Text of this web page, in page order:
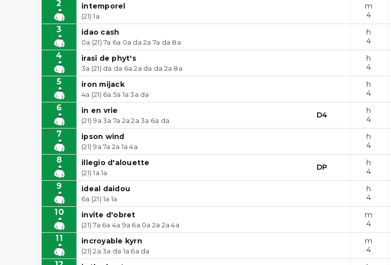
2 intemporel
(21) 1a
m
4
3 idao cash
0a (21) 7a 6a 0a da 2a 7a da 8a
h
4
4 irasi de phyt's
3a (21) da da 6a 2a da da 2a 8a
h
4
5 iron mijack
4a (21) 6a 5a 1a 3a da
h
4
6 in en vrie
(21) 9a 3a 7a 2a 2a 3a 6a da
D4
h
4
7 ipson wind
(21) 9a 7a 2a 1a 4a
h
4
8 illegio d'alouette
(21) 1a 1a
DP
h
4
9 ideal daidou
6a (21) 1a 1a
h
4
10 invite d'obret
(21) 7a 6a 4a 9a 6a 0a 2a 2a 4a
m
4
11 incroyable kyrn
(21) 2a 3a da 1a 6a da
m
4